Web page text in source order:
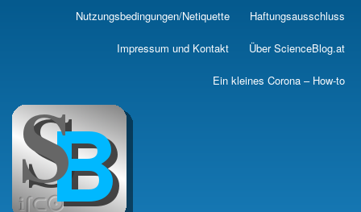
Skip
main
Nutzungsbedingungen/Netiquette Haftungsausschluss
Impressum und Kontakt Über ScienceBlog.at
Ein kleines Corona – How-to